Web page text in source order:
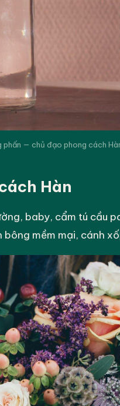
phấn — chủ đạo phong cách
Hàn
baby, cẩm tú cầu
mềm mại, cánh